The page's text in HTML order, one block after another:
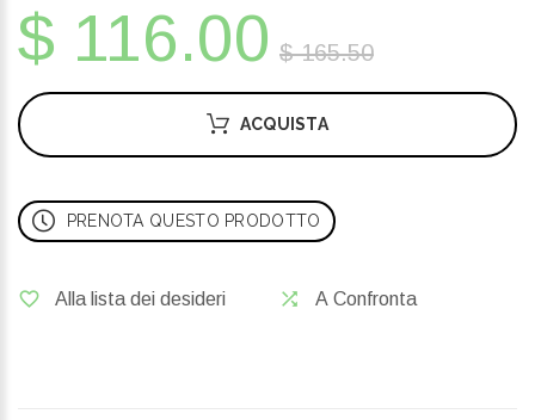
$ 116.00 $ 165.50
ACQUISTA
PRENOTA QUESTO PRODOTTO
Alla lista dei desideri A Confronta